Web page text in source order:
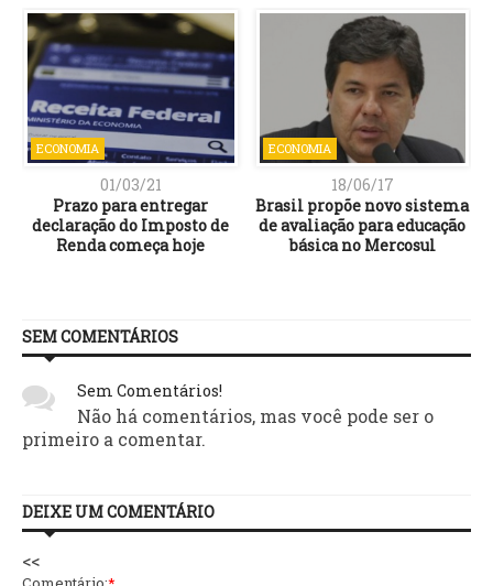
ECONOMIA
01/03/21
Prazo para entregar
declaração do Imposto de
Renda começa hoje
ECONOMIA
18/06/17
Brasil propõe novo sistema
de avaliação para educação
básica no Mercosul
SEM COMENTÁRIOS
Sem Comentários!
Não há comentários, mas você pode ser o
primeiro a comentar.
DEIXE UM COMENTÁRIO
<<